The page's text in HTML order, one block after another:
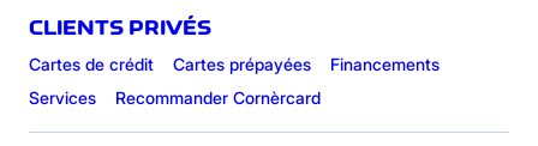
CLIENTS PRIVÉS
Cartes de crédit Cartes prépayées
Financements
Services
Recommander Cornèrcard